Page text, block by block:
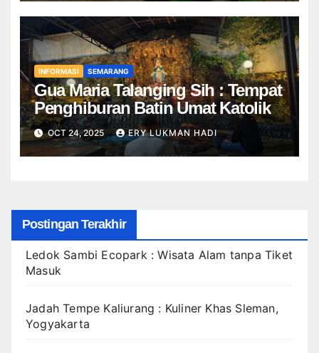
INFORMASI SEMARANG
Gua Maria Talanging Sih : Tempat
Penghiburan Batin Umat Katolik
OCT 24, 2025 ERY LUKMAN HADI
Postingan Terakhir
Ledok Sambi Ecopark : Wisata Alam tanpa Tiket
Masuk
Jadah Tempe Kaliurang : Kuliner Khas Sleman,
Yogyakarta